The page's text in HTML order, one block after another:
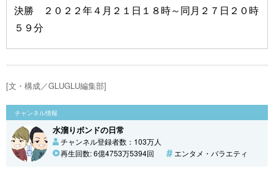
決勝 ２０２２年４月２１日１８時～同月２７日２０時
５９分
[文・構成／GLUGLU編集部]
チャンネル情報
水溜りボンドの日常
チャンネル登録者数：103万人
再生回数: 6億4753万5394回
エンタメ・バラエティ